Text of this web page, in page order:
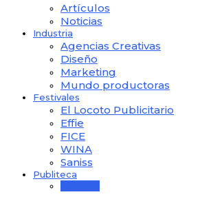
Artículos
Noticias
Industria
Agencias Creativas
Diseño
Marketing
Mundo productoras
Festivales
El Locoto Publicitario
Effie
FICE
WINA
Saniss
Publiteca